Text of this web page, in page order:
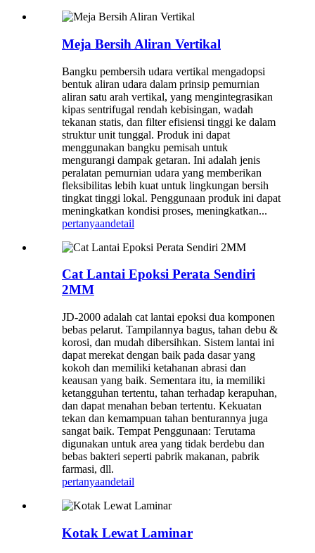
Meja Bersih Aliran Vertikal
Bangku pembersih udara vertikal mengadopsi
bentuk aliran udara dalam prinsip pemurnian
aliran satu arah vertikal, yang mengintegrasikan
kipas sentrifugal rendah kebisingan, wadah
tekanan statis, dan filter efisiensi tinggi ke dalam
struktur unit tunggal. Produk ini dapat
menggunakan bangku pemisah untuk
mengurangi dampak getaran. Ini adalah jenis
peralatan pemurnian udara yang memberikan
fleksibilitas lebih kuat untuk lingkungan bersih
tingkat tinggi lokal. Penggunaan produk ini dapat
meningkatkan kondisi proses, meningkatkan...
pertanyaandetail
Cat Lantai Epoksi Perata Sendiri
2MM
JD-2000 adalah cat lantai epoksi dua komponen
bebas pelarut. Tampilannya bagus, tahan debu &
korosi, dan mudah dibersihkan. Sistem lantai ini
dapat merekat dengan baik pada dasar yang
kokoh dan memiliki ketahanan abrasi dan
keausan yang baik. Sementara itu, ia memiliki
ketangguhan tertentu, tahan terhadap kerapuhan,
dan dapat menahan beban tertentu. Kekuatan
tekan dan kemampuan tahan benturannya juga
sangat baik. Tempat Penggunaan: Terutama
digunakan untuk area yang tidak berdebu dan
bebas bakteri seperti pabrik makanan, pabrik
farmasi, dll.
pertanyaandetail
Kotak Lewat Laminar